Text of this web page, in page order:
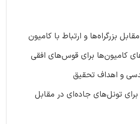
تونل‌های جاده‌ای در مقابل